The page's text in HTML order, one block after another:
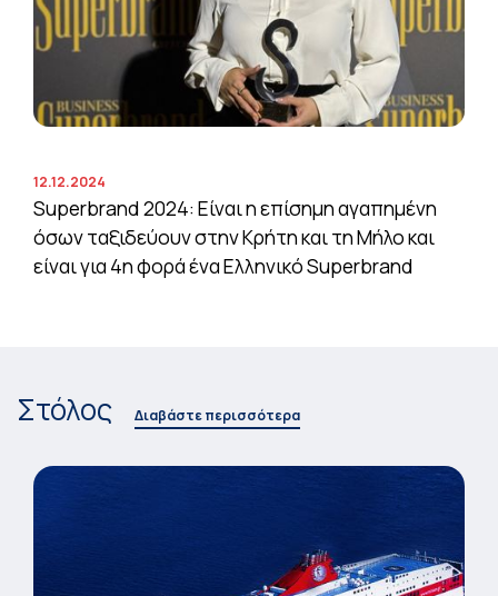
12.12.2024
Superbrand 2024: Είναι η επίσημη αγαπημένη
όσων ταξιδεύουν στην Κρήτη και τη Μήλο και
είναι για 4η φορά ένα Ελληνικό Superbrand
Στόλος Διαβάστε περισσότερα